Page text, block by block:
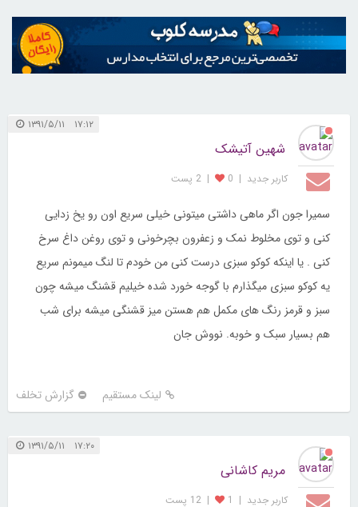
۱۷:۱۲ ۱۳۹۱/۵/۱۱
شهین آتیشک
کاربر جديد |
0
| 2 پست
سمیرا جون اگر ماهی داشتی میتونی خیلی سریع اون رو یخ زدایی
کنی و توی مخلوط نمک و زعفرون بچرخونی و توی روغن داغ سرخ
کنی . یا اینکه کوکو سبزی درست کنی من خودم تا لنگ میمونم سریع
یه کوکو سبزی میگذارم با گوجه خورد شده خیلیم قشنگ میشه چون
سبز و قرمز رنگ های مکمل هم هستن میز قشنگی میشه برای شب
هم بسیار سبک و خوبه. نووش جان
لینک مستقیم گزارش تخلف
۱۷:۲۰ ۱۳۹۱/۵/۱۱
مریم کاشانی
کاربر جديد |
1
| 12 پست